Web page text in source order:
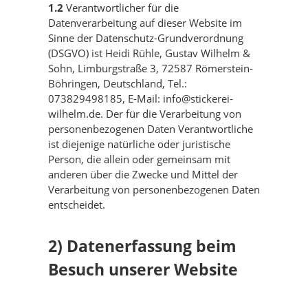
1.2 Verantwortlicher für die
Datenverarbeitung auf dieser Website im
Sinne der Datenschutz-Grundverordnung
(DSGVO) ist Heidi Rühle, Gustav Wilhelm &
Sohn, Limburgstraße 3, 72587 Römerstein-
Böhringen, Deutschland, Tel.:
073829498185, E-Mail: info@stickerei-
wilhelm.de. Der für die Verarbeitung von
personenbezogenen Daten Verantwortliche
ist diejenige natürliche oder juristische
Person, die allein oder gemeinsam mit
anderen über die Zwecke und Mittel der
Verarbeitung von personenbezogenen Daten
entscheidet.
2) Datenerfassung beim
Besuch unserer Website